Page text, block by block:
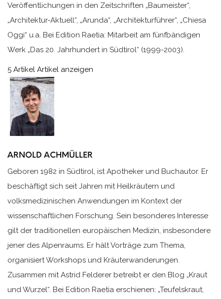
Veröffentlichungen in den Zeitschriften „Baumeister“,
„Architektur-Aktuell“, „Arunda“, „Architekturführer“, „Chiesa
Oggi“ u.a. Bei Edition Raetia: Mitarbeit am fünfbändigen
Werk „Das 20. Jahrhundert in Südtirol“ (1999-2003).
5 Artikel Artikel anzeigen
ARNOLD ACHMÜLLER
Geboren 1982 in Südtirol, ist Apotheker und Buchautor. Er
beschäftigt sich seit Jahren mit Heilkräutern und
volksmedizinischen Anwendungen im Kontext der
wissenschaftlichen Forschung. Sein besonderes Interesse
gilt der traditionellen europäischen Medizin, insbesondere
jener des Alpenraums. Er hält Vorträge zum Thema,
organisiert Workshops und Kräuterwanderungen.
Zusammen mit Astrid Felderer betreibt er den Blog „Kraut
und Wurzel“. Bei Edition Raetia erschienen: „Teufelskraut,